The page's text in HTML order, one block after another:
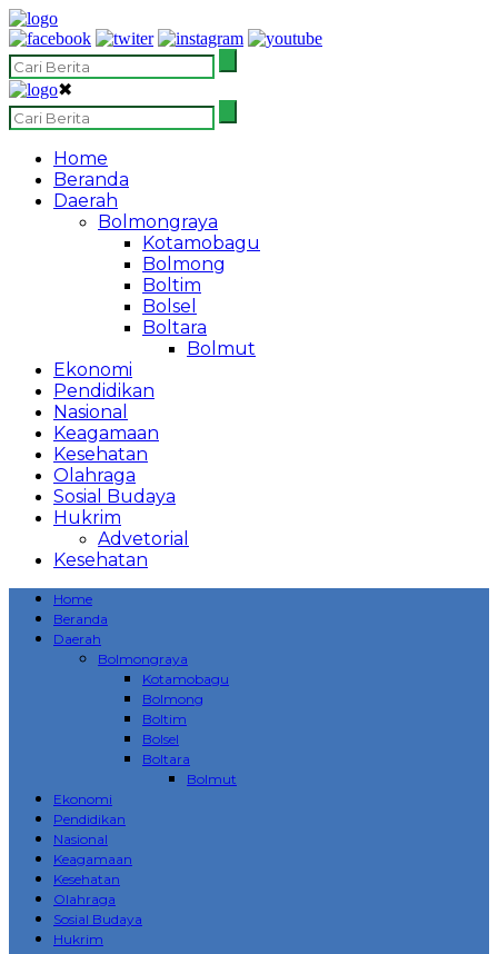
✖
Home
Beranda
Daerah
Bolmongraya
Kotamobagu
Bolmong
Boltim
Bolsel
Boltara
Bolmut
Ekonomi
Pendidikan
Nasional
Keagamaan
Kesehatan
Olahraga
Sosial Budaya
Hukrim
Advetorial
Kesehatan
Home
Beranda
Daerah
Bolmongraya
Kotamobagu
Bolmong
Boltim
Bolsel
Boltara
Bolmut
Ekonomi
Pendidikan
Nasional
Keagamaan
Kesehatan
Olahraga
Sosial Budaya
Hukrim